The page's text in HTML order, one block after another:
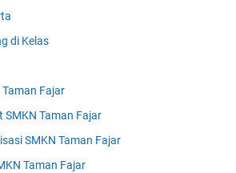
di Kelas
Fajar
SMKN Taman Fajar
SMKN Taman Fajar
Taman Fajar